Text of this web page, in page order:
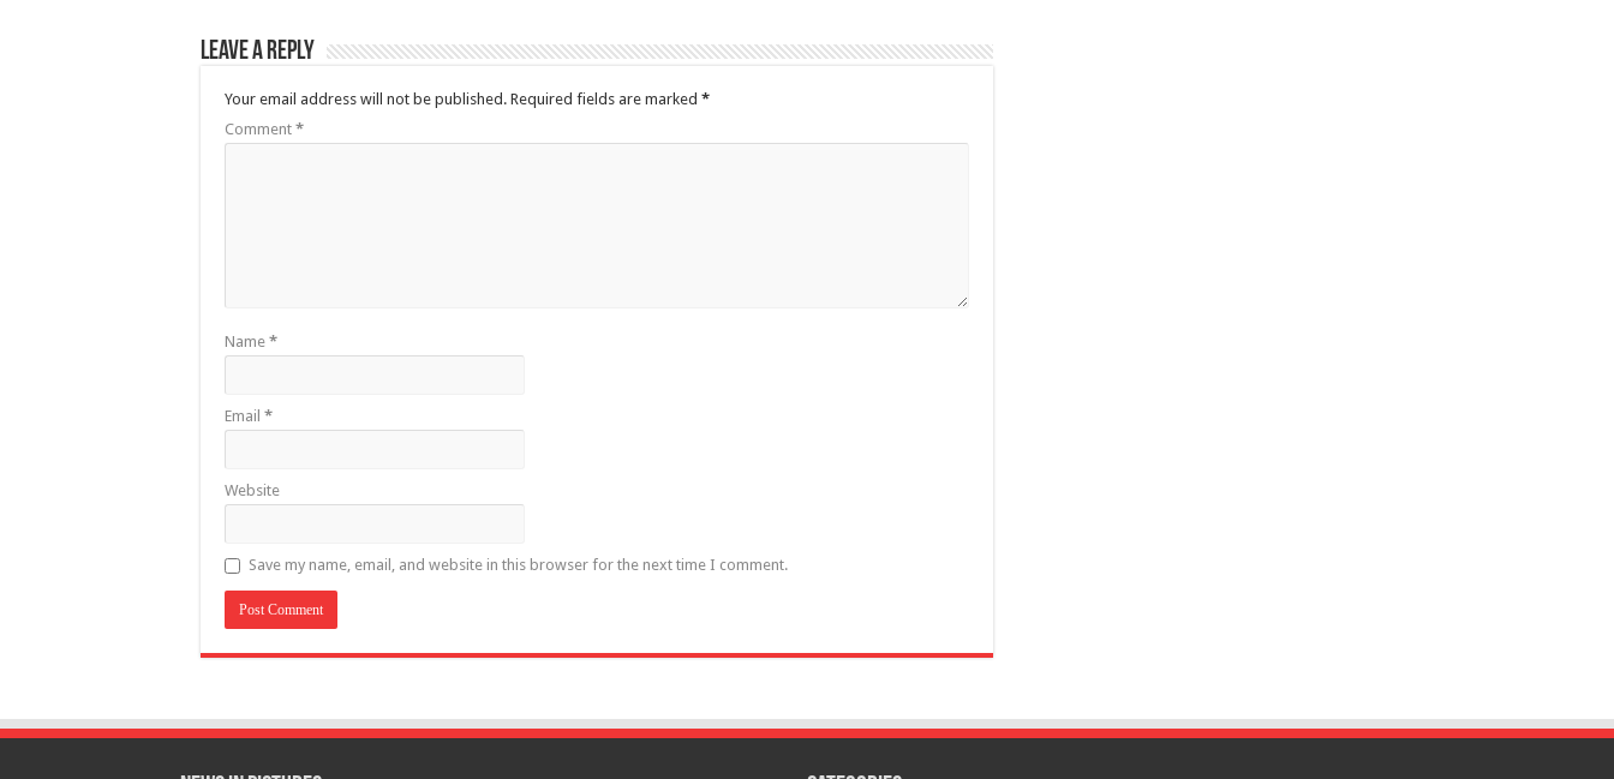
Leave a Reply
Your email address will not be published. Required fields are marked *
Comment *
Name *
Email *
Website
Save my name, email, and website in this browser for the next time I comment.